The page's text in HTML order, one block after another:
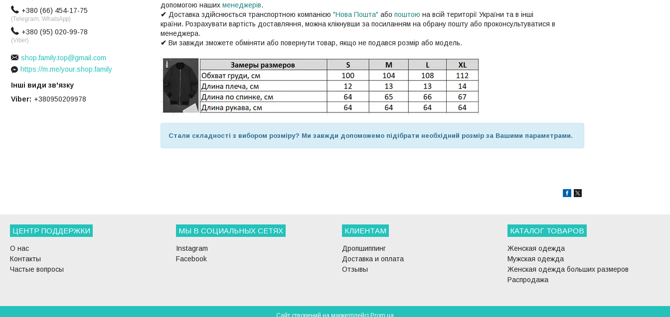
допомогою наших менеджерів.
✔ Доставка здійснюється транспортною компанією "Нова Пошта" або поштою на всій території України та в інші
країни. Розрахувати вартість доставляння, можна клікнувши за посиланням на обрану пошту або проконсультуватися в
менеджера.
✔ Ви завжди зможете обміняти або повернути товар, якщо не подався розмір або модель.
Стали складності з вибором розміру? Ми завжди допоможемо підібрати необхідний розмір за Вашими параметрами.
+380 (66) 454-17-75
(Telegram, WhatsApp)
+380 (95) 020-99-78
(Viber)
shop.family.top@gmail.com
https://m.me/your.shop.family
Інші види зв'язку
Viber
+380950209978
ЦЕНТР ПОДДЕРЖКИ
О нас
Контакты
Частые вопросы
МЫ В СОЦИАЛЬНЫХ СЕТЯХ
Instagram
Facebook
КЛИЕНТАМ
Дропшиппинг
Доставка и оплата
Отзывы
КАТАЛОГ ТОВАРОВ
Женская одежда
Мужская одежда
Женская одежда больших размеров
Распродажа
Сайт створений на маркетплейсі Prom.ua